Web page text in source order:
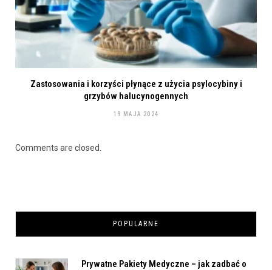
Zastosowania i korzyści płynące z użycia psylocybiny i
grzybów halucynogennych
19 MAJA 2024
Comments are closed.
POPULARNE
Prywatne Pakiety Medyczne – jak zadbać o